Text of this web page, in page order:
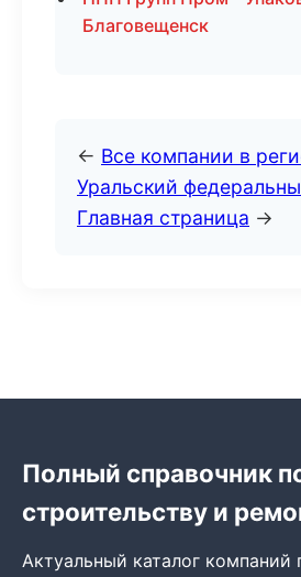
Благовещенск
← Все компании в
Уральский
Главная страница →
Полный справочник
строительству и
Актуальный каталог компаний